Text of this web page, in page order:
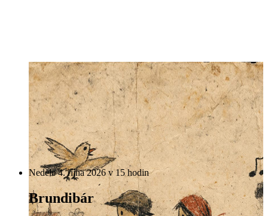
Neděle 4. října 2026 v 15 hodin
Brundibár